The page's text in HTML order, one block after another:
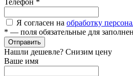
Телефон *
Я согласен на обработку
* — поля обязательные для
Отправить
Нашли дешевле? Снизим цену
Ваше имя